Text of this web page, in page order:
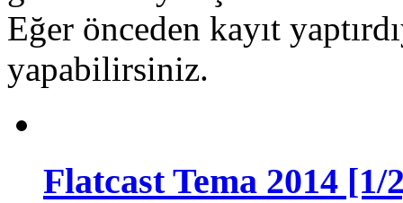
Eğer önceden kayıt
yapabilirsiniz.
Flatcast Tema 2014 [1/